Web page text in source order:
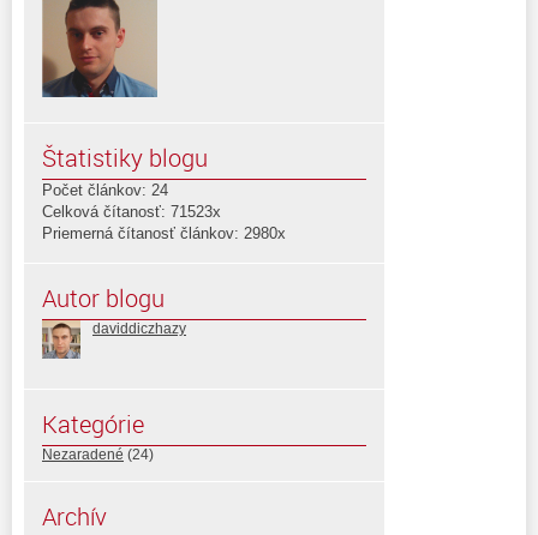
Štatistiky blogu
Počet článkov: 24
Celková čítanosť: 71523x
Priemerná čítanosť článkov: 2980x
Autor blogu
daviddiczhazy
Kategórie
Nezaradené (24)
Archív